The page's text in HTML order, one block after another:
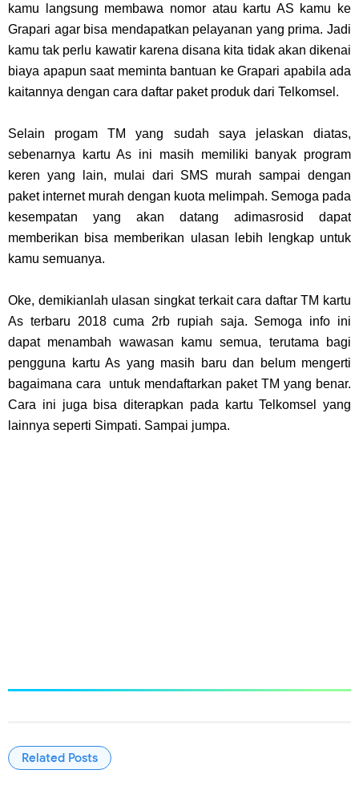
kamu langsung membawa nomor atau kartu AS kamu ke
Grapari agar bisa mendapatkan pelayanan yang prima. Jadi
kamu tak perlu kawatir karena disana kita tidak akan dikenai
biaya apapun saat meminta bantuan ke Grapari apabila ada
kaitannya dengan cara daftar paket produk dari Telkomsel.
Selain progam TM yang sudah saya jelaskan diatas,
sebenarnya kartu As ini masih memiliki banyak program
keren yang lain, mulai dari SMS murah sampai dengan
paket internet murah dengan kuota melimpah. Semoga pada
kesempatan yang akan datang adimasrosid dapat
memberikan bisa memberikan ulasan lebih lengkap untuk
kamu semuanya.
Oke, demikianlah ulasan singkat terkait cara daftar TM kartu
As terbaru 2018 cuma 2rb rupiah saja. Semoga info ini
dapat menambah wawasan kamu semua, terutama bagi
pengguna kartu As yang masih baru dan belum mengerti
bagaimana cara untuk mendaftarkan paket TM yang benar.
Cara ini juga bisa diterapkan pada kartu Telkomsel yang
lainnya seperti Simpati. Sampai jumpa.
Related Posts